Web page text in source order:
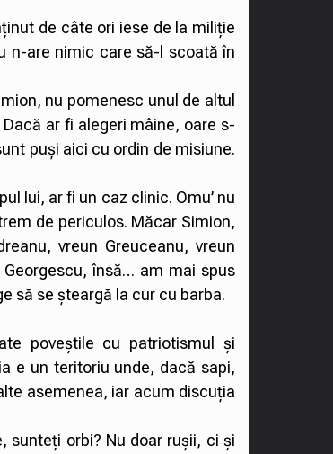
de câte ori iese de la miliție
n-are nimic care să-l scoată în
nu pomenesc unul de altul
ar fi alegeri mâine, oare s-
puși aici cu ordin de misiune.
lui, ar fi un caz clinic. Omu’ nu
de periculos. Măcar Simion,
vreun Greuceanu, vreun
însă… am mai spus
să se șteargă la cur cu barba.
poveștile cu patriotismul și
e un teritoriu unde, dacă sapi,
asemenea, iar acum discuția
sunteți orbi? Nu doar rușii, ci și